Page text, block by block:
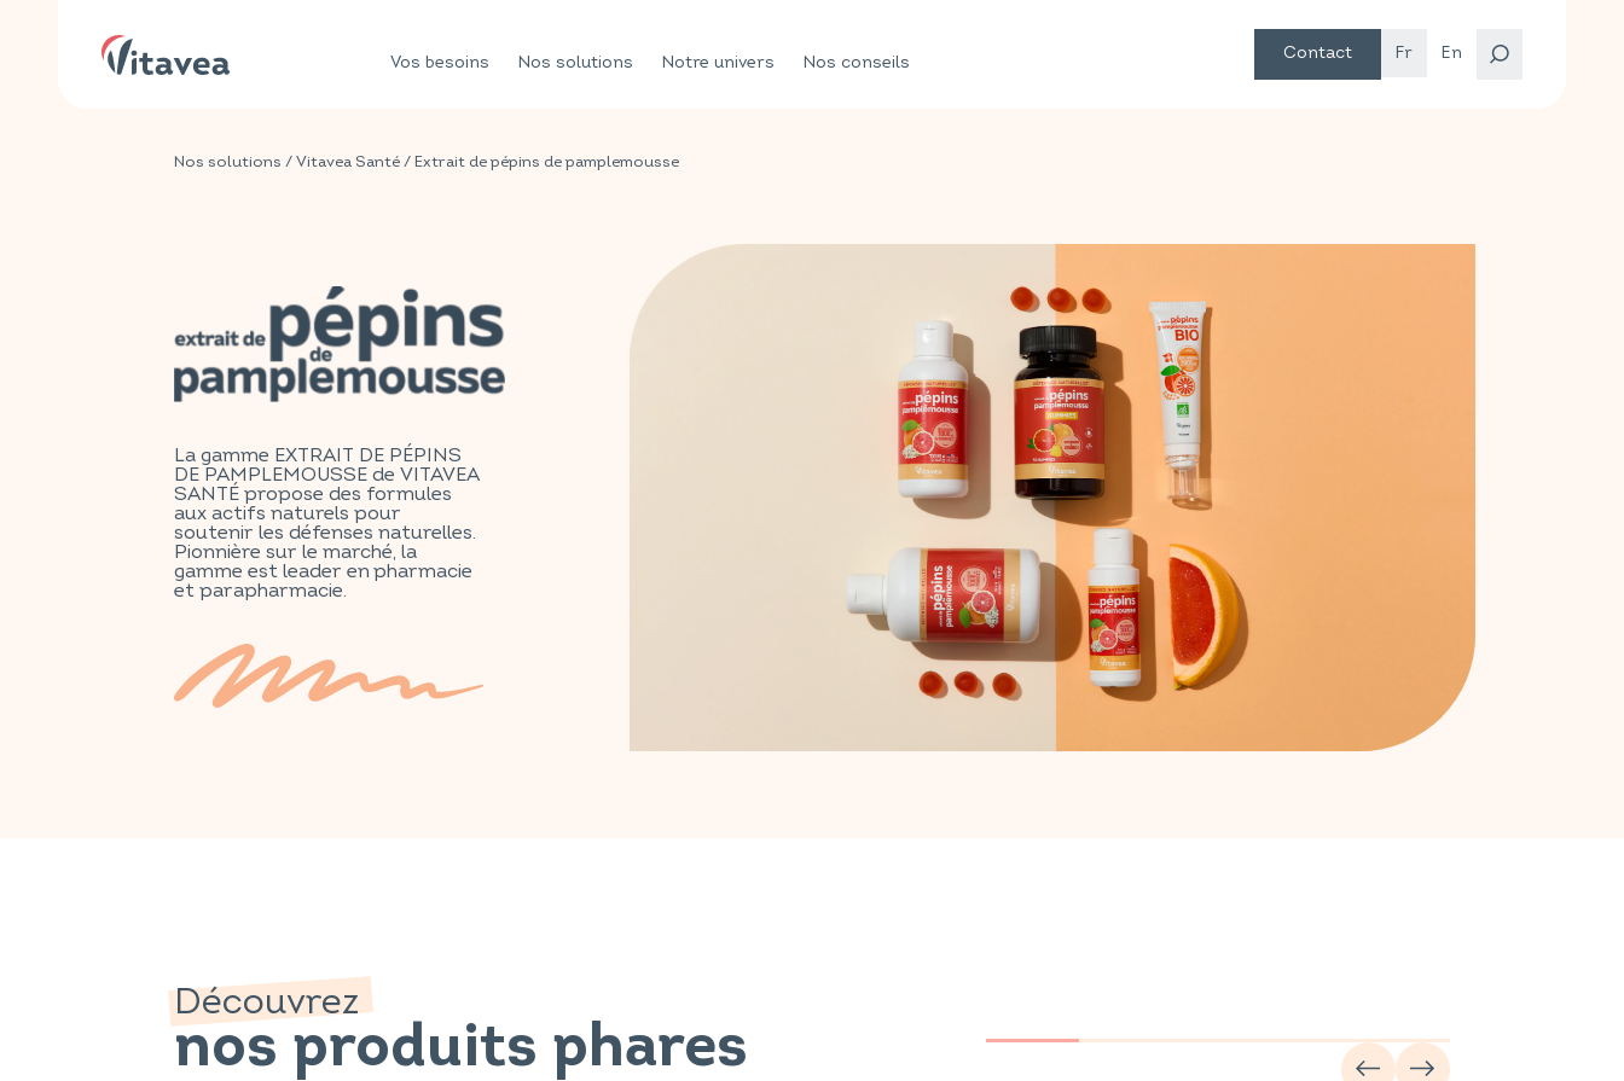
Vos besoins Nos solutions Notre univers Nos conseils Contact Fr En
Nos solutions /Vitavea Santé/ Extrait de pépins de pamplemousse
La gamme EXTRAIT DE PÉPINS
DE PAMPLEMOUSSE de VITAVEA
SANTÉ propose des formules
aux actifs naturels pour
soutenir les défenses naturelles.
Pionnière sur le marché, la
gamme est leader en pharmacie
et parapharmacie.
Découvrez
nos produits phares